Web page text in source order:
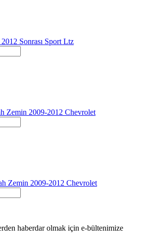
Sonrası Sport Ltz
Zemin 2009-2012 Chevrolet
Zemin 2009-2012 Chevrolet
haberdar olmak için e-bültenimize